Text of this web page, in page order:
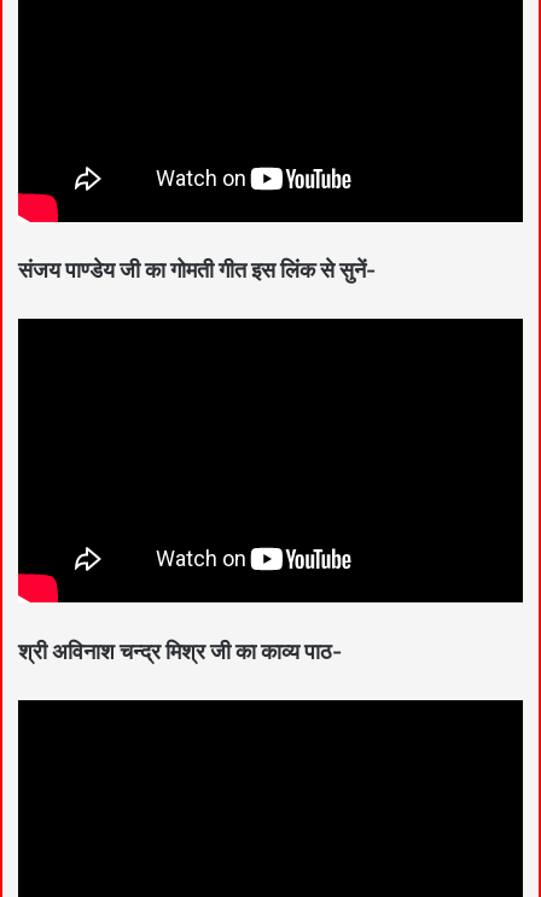
संजय पाण्डेय जी का गोमती गीत इस लिंक से सुनें-
श्री अविनाश चन्द्र मिश्र जी का काव्य पाठ-